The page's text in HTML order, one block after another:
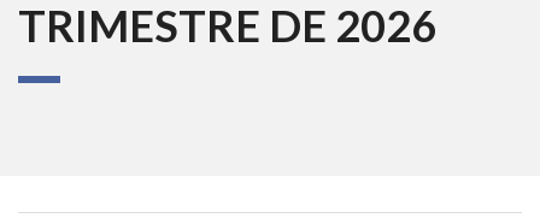
TRIMESTRE DE 2026